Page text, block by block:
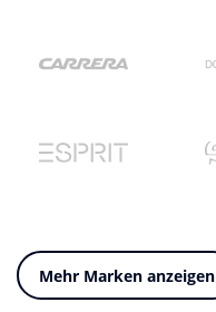
Mehr Marken anzeigen